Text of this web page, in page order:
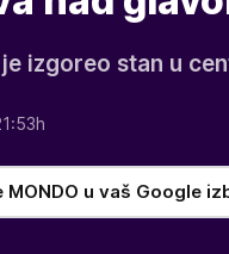
izgoreo stan u
MONDO u vaš Google